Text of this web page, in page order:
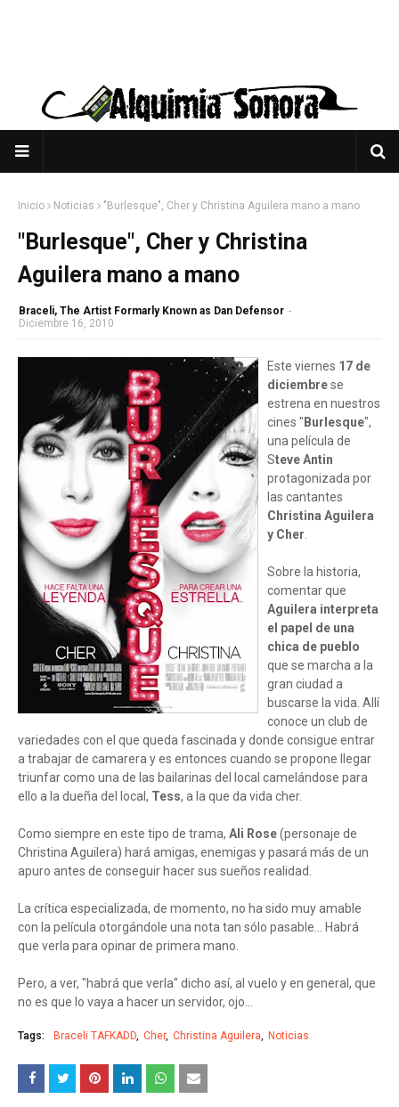
Inicio Noticias "Burlesque", Cher y Christina Aguilera mano a mano
"Burlesque", Cher y Christina
Aguilera mano a mano
Braceli, The Artist Formarly Known as Dan Defensor -
Diciembre 16, 2010
Este viernes 17 de
diciembrese
estrena en nuestros
cines " Burlesque",
una película de
Steve Antin
protagonizada por
las cantantes
Christina Aguilera
y Cher.
Sobre la historia,
comentar que
Aguilera interpreta
el papel de una
chica de pueblo
que se marcha a la
gran ciudad a
buscarse la vida. Allí
conoce un club de
variedades con el que queda fascinada y donde consigue entrar
a trabajar de camarera y es entonces cuando se propone llegar
triunfar como una de las bailarinas del local camelándose para
ello a la dueña del local, Tess, a la que da vida cher.
Como siempre en este tipo de trama, Ali Rose(personaje de
Christina Aguilera) hará amigas, enemigas y pasará más de un
apuro antes de conseguir hacer sus sueños realidad.
La crítica especializada, de momento, no ha sido muy amable
con la película otorgándole una nota tan sólo pasable... Habrá
que verla para opinar de primera mano.
Pero, a ver, "habrá que verla" dicho así, al vuelo y en general, que
no es que lo vaya a hacer un servidor, ojo...
Tags: Braceli TAFKADD Cher Christina Aguilera Noticias